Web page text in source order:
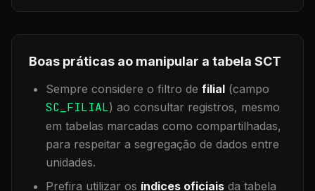
Boas práticas ao manipular a tabela SCT
Sempre considere o filtro de filial (campo
SC_FILIAL) ao consultar registros, mesmo
em tabelas marcadas como compartilhadas,
para respeitar a segregação de dados entre
unidades.
Prefira utilizar os índices oficiais da tabela